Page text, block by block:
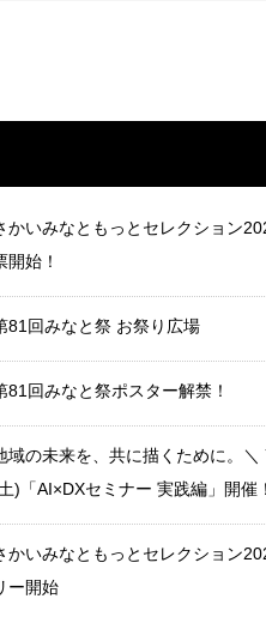
かいみなともっとセレクション
開始！
81回みなと祭 お祭り広場
81回みなと祭ポスター解禁！
域の未来を、共に描くために。＼
)「AI×DXセミナー 実践編」開催
かいみなともっとセレクション
ー開始